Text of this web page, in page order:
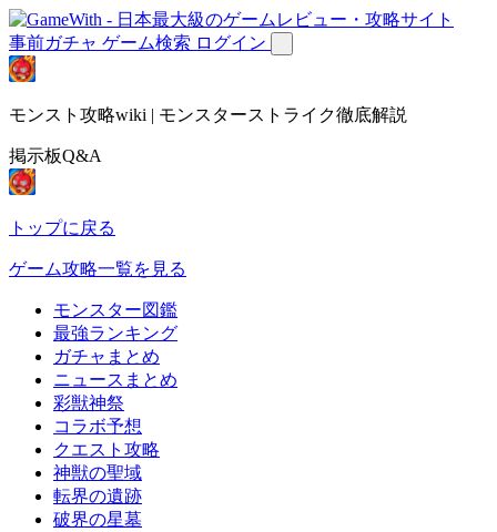
事前ガチャ ゲーム検索 ログイン
モンスト攻略wiki | モンスターストライク徹底解説
掲示板Q&A
トップに戻る
ゲーム攻略一覧を見る
モンスター図鑑
最強ランキング
ガチャまとめ
ニュースまとめ
彩獣神祭
コラボ予想
クエスト攻略
神獣の聖域
転界の遺跡
破界の星墓